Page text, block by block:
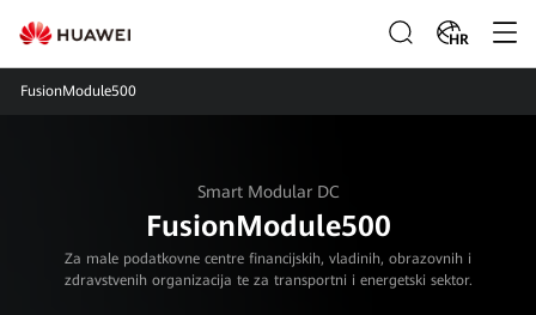
HR
FusionModule500
Smart Modular DC
FusionModule500
Za male podatkovne centre financijskih, vladinih, obrazovnih i
zdravstvenih organizacija te za transportni i energetski sektor.